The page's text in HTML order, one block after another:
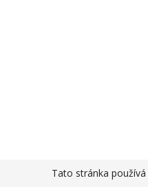
Tato stránka používá